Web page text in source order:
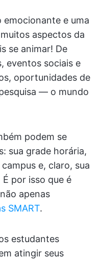
emocionante e uma
aspectos da
se animar! De
eventos sociais e
oportunidades de
— o mundo
podem se
sua grade horária,
e, claro, sua
por isso que é
apenas
SMART.
estudantes
atingir seus